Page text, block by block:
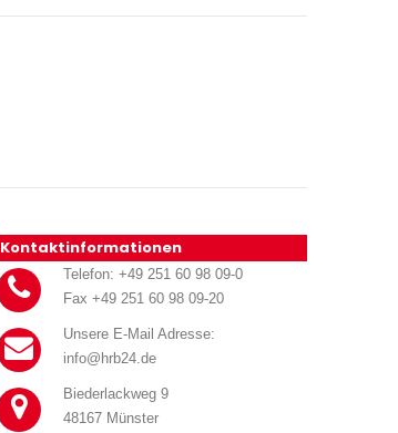
Kontaktinformationen
Telefon: +49 251 60 98 09-0
Fax +49 251 60 98 09-20
Unsere E-Mail Adresse:
info@hrb24.de
Biederlackweg 9
48167 Münster